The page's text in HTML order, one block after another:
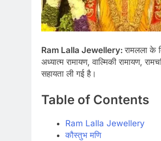
Ram Lalla Jewellery:रामलला के
अध्यात्म रामायण, वाल्मिकी रामायण,
सहायता ली गई है।
Table of Contents
Ram Lalla Jewellery
कौस्तुभ मणि